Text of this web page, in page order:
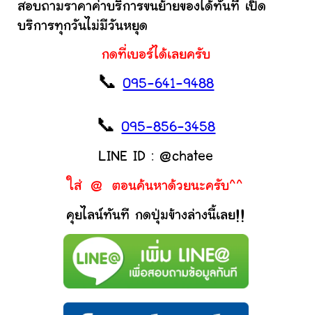
สอบถามราคาค่าบริการขนย้ายของได้ทันที เปิด
บริการทุกวันไม่มีวันหยุด
กดที่เบอร์ได้เลยครับ
📞095-641-9488
📞095-856-3458
LINE ID : @chatee
ใส่ @ ตอนค้นหาด้วยนะครับ^^
คุยไลน์ทันที กดปุ่มข้างล่างนี้เลย!!